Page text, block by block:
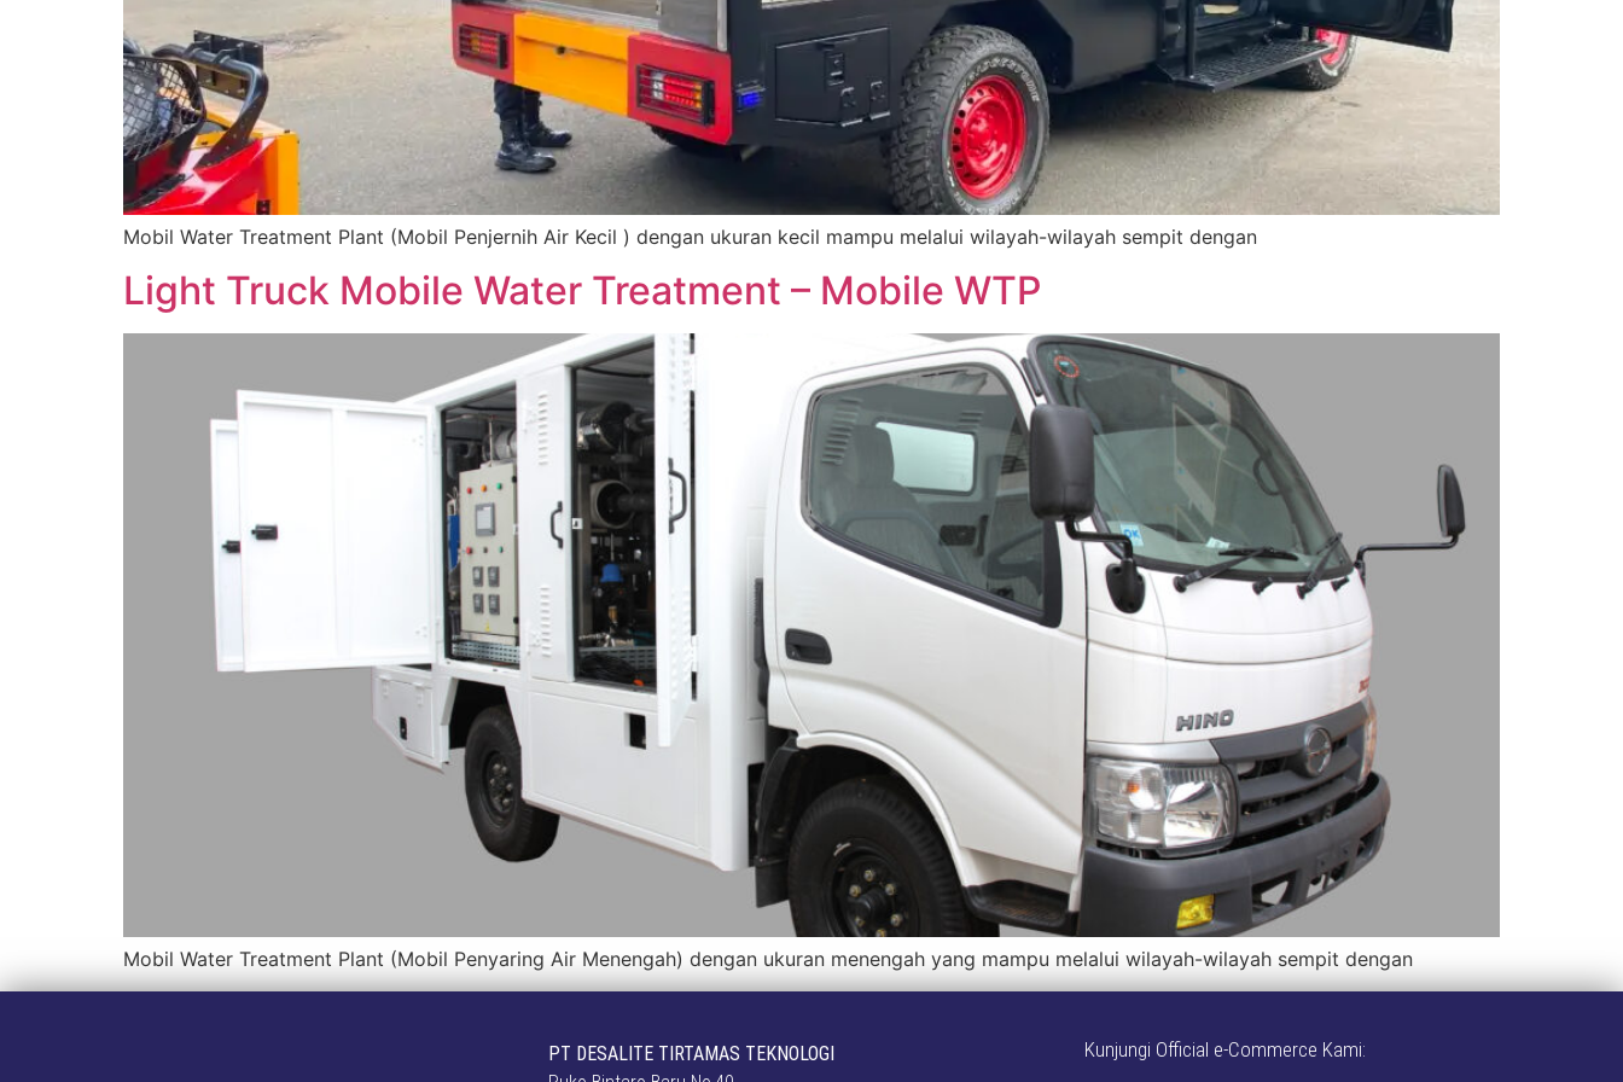
Mobil Water Treatment Plant (Mobil Penjernih Air Kecil ) dengan ukuran kecil mampu melalui wilayah-wilayah sempit dengan
Light Truck Mobile Water Treatment – Mobile WTP
Mobil Water Treatment Plant (Mobil Penyaring Air Menengah) dengan ukuran menengah yang mampu melalui wilayah-wilayah sempit dengan
PT DESALITE TIRTAMAS TEKNOLOGI
Kunjungi Official e-Commerce Kami: